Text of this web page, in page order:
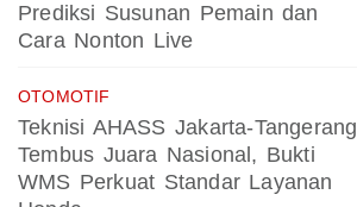
Prediksi Susunan Pemain dan
Cara Nonton Live
OTOMOTIF
Teknisi AHASS Jakarta-Tangerang
Tembus Juara Nasional, Bukti
WMS Perkuat Standar Layanan